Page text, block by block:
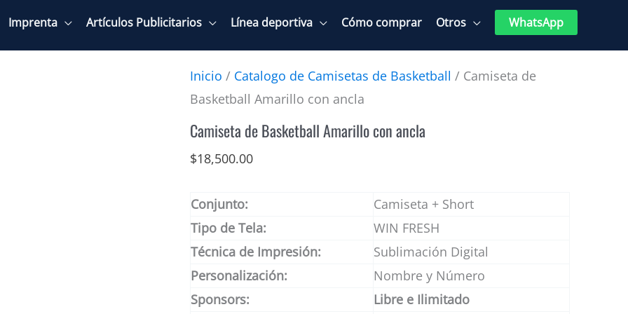
Imprenta Artículos Publicitarios Línea deportiva Cómo comprar Otros WhatsApp
Inicio / Catalogo de Camisetas de Basketball / Camiseta de
Basketball Amarillo con ancla
Camiseta de Basketball Amarillo con ancla
$18,500.00
Conjunto:
Camiseta + Short
Tipo de Tela:
WIN FRESH
Técnica de Impresión:
Sublimación Digital
Personalización:
Nombre y Número
Sponsors:
Libre e Ilimitado